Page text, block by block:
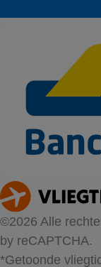
©2026 Alle
by reCAPTCHA.
*Getoonde